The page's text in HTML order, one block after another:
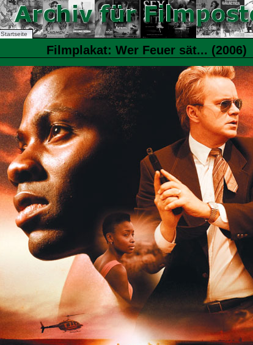
Startseite
Filmplakat: Wer Feuer sät... (2006)